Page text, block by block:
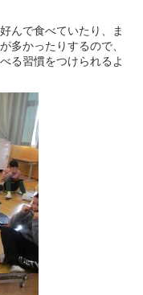
んで食べていたり、ま
多かったりするので、
る習慣をつけられるよ